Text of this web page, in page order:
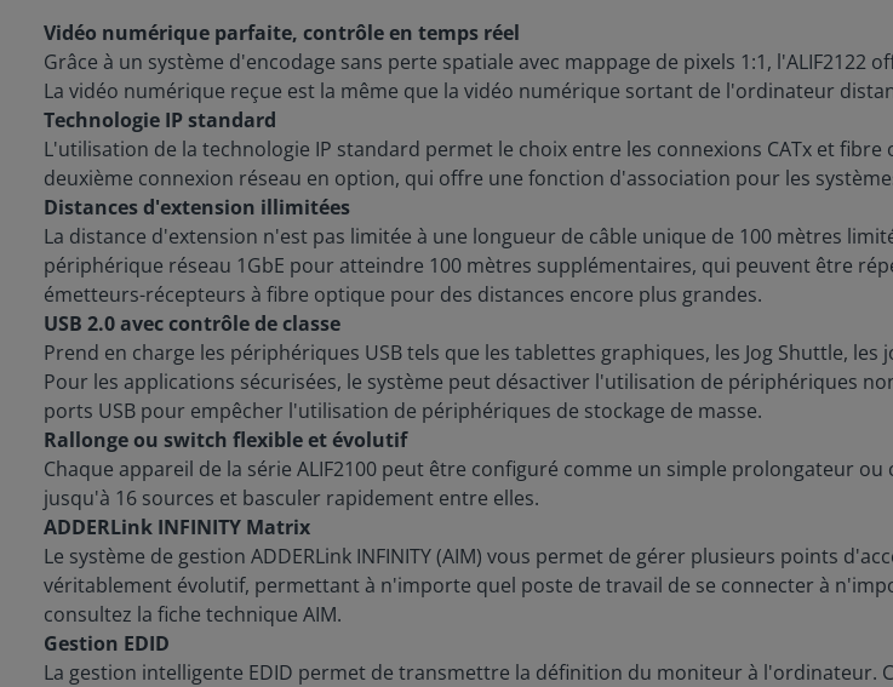
Vidéo numérique parfaite, contrôle en temps réel
Grâce à un système d'encodage sans perte spatiale avec mappage de pixels 1:1,
La vidéo numérique reçue est la même que la vidéo numérique sortant de l'ordinateur
Technologie IP standard
L'utilisation de la technologie IP standard permet le choix entre les connexions CATx et fibre
deuxième connexion réseau en option, qui offre une fonction d'association pour les
Distances d'extension illimitées
La distance d'extension n'est pas limitée à une longueur de câble unique de 100 mètres
périphérique réseau 1GbE pour atteindre 100 mètres supplémentaires, qui peuvent être
émetteurs-récepteurs à fibre optique pour des distances encore plus grandes.
USB 2.0 avec contrôle de classe
Prend en charge les périphériques USB tels que les tablettes graphiques, les Jog Shuttle,
Pour les applications sécurisées, le système peut désactiver l'utilisation de périphériques
ports USB pour empêcher l'utilisation de périphériques de stockage de masse.
Rallonge ou switch flexible et évolutif
Chaque appareil de la série ALIF2100 peut être configuré comme un simple prolongateur
jusqu'à 16 sources et basculer rapidement entre elles.
ADDERLink INFINITY Matrix
Le système de gestion ADDERLink INFINITY (AIM) vous permet de gérer plusieurs points
véritablement évolutif, permettant à n'importe quel poste de travail de se connecter à
consultez la fiche technique AIM.
Gestion EDID
La gestion intelligente EDID permet de transmettre la définition du moniteur à l'ordinateur.